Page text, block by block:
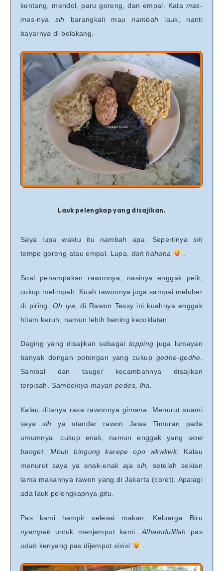
kentang, mendol, paru goreng, dan empal. Kata mas-
mas-nya sih barangkali maunambah lauk, nanti
bayarnya di belakang.
Lauk pelengkap yang disajikan.
Saya lupa waktu itu nambah apa. Sepertinya sih
tempe goreng atau empal.
Lupa, dah hahaha
Soal penampakan rawonnya, nasinya enggak pelit,
cukup melimpah. Kuah rawonnya juga sampai meluber
di piring.Oh iya,di Rawon Tessy ini kuahnya enggak
hitam keruh, namun lebih bening kecoklatan.
Daging yang disajikan sebagai topping juga lumayan
banyak dengan potongan yang cukup gedhe-gedhe.
Sambal dan tauge/ kecambahnya disajikan
terpisah. Sambelnya mayan pedes, lha.
Kalau ditanya rasa rawonnyagimana. Menurut suami
saya sihya standar rawon Jawa Timuran pada
umumnya, cukup enak, namun enggak yang wow
banget. Mbuh bingung karepe opo wkwkwk. Kalau
menurut saya ya enak-enakaja sih,setelah sekian
lama makannya rawon yang di Jakarta (coret). Apalagi
ada lauk pelengkapnya gitu.
Pas kami hampir selesai makan, Keluarga Biru
nyampek untuk menjemput kami.Alhamdulillah pas
udah kenyang pas dijemputxixixi